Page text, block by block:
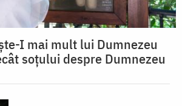
I mai mult lui Dumnezeu
soțului despre Dumnezeu